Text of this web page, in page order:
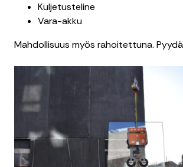
Kuljetusteline
Vara-akku
Mahdollisuus myös rahoitettuna.